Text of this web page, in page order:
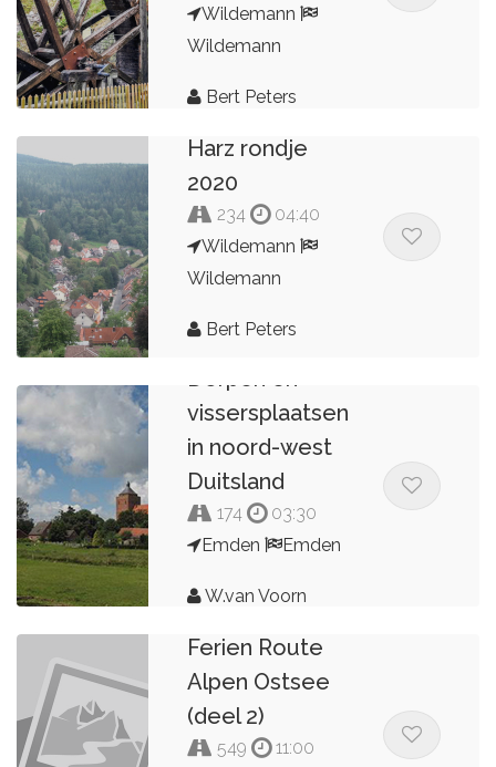
Wildemann
Wildemann
Bert Peters
Harz rondje
2020
234
04:40
Wildemann
Wildemann
Bert Peters
Dorpen en
vissersplaatsen
in noord-west
Duitsland
174
03:30
Emden
Emden
W.van Voorn
Deutsche
Ferien Route
Alpen Ostsee
(deel 2)
549
11:00